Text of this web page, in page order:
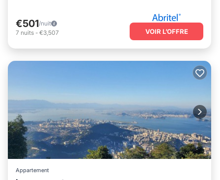
€501/nuit
7 nuits - €3,507 VOIR L’OFFRE
Appartement